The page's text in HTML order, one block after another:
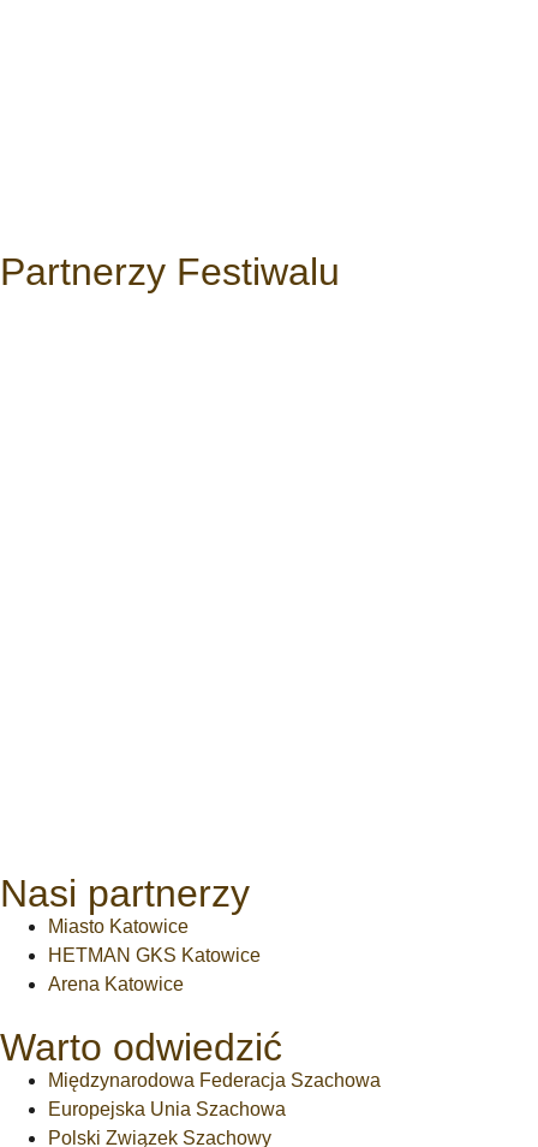
Partnerzy Festiwalu
Nasi partnerzy
Miasto Katowice
HETMAN GKS Katowice
Arena Katowice
Warto odwiedzić
Międzynarodowa Federacja Szachowa
Europejska Unia Szachowa
Polski Związek Szachowy